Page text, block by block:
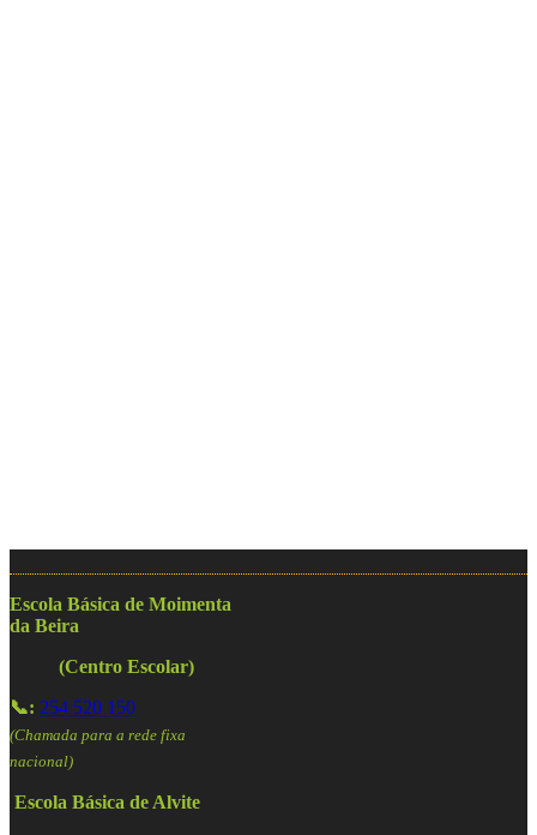
Escola Básica de Moimenta
da Beira
(Centro Escolar)
📞: 254 520 150
(Chamada para a rede fixa
nacional)
Escola Básica de Alvite